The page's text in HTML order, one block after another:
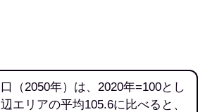
（2050年）は、2020年=100とし
エリアの平均105.6に比べると、